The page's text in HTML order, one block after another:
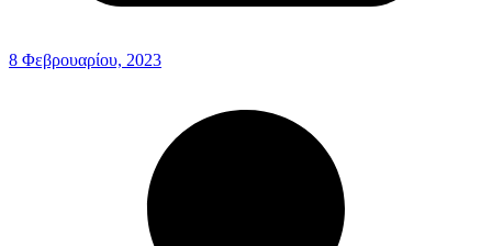
8 Φεβρουαρίου, 2023